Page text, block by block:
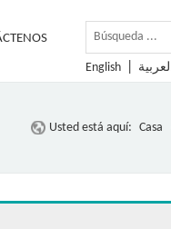
English
Usted está aquí: Casa